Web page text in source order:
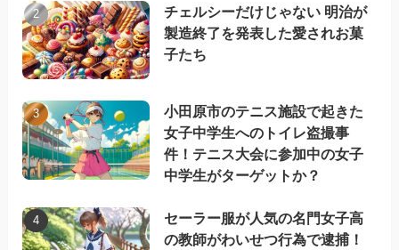
チェルシーだけじゃない 明治が
製造終了を発表した愛されお菓
子たち
小田原市のテニス施設で起きた
女子中学生へのトイレ盗撮事
件！テニス大会に参加中の女子
中学生がターゲットか？
セーラー服が人気の名門女子高
の教師がわいせつ行為で逮捕！